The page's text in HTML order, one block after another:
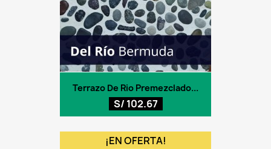
Terrazo De Rio Premezclado...
S/ 102.67
¡EN OFERTA!